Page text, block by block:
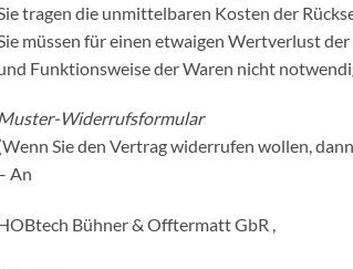
tragen die unmittelbaren Kosten der
müssen für einen etwaigen Wertverlust
Funktionsweise der Waren nicht
Widerrufsformular
Sie den Vertrag widerrufen wollen,
An
Bühner & Offtermatt GbR ,